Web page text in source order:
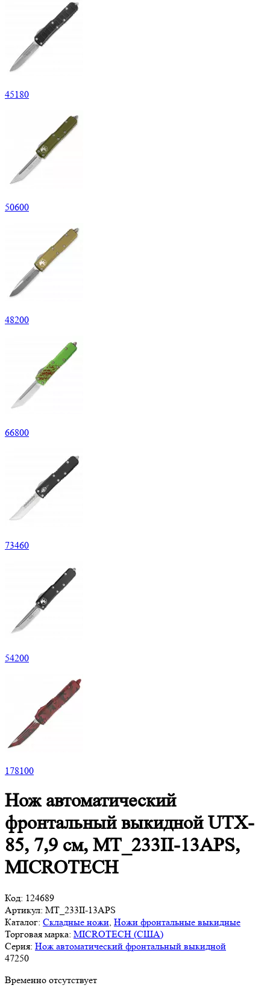
45180
50600
48200
66800
73460
54200
178100
Нож автоматический
фронтальный выкидной UTX-
85, 7,9 см, MT_233II-13APS,
MICROTECH
Код: 124689
Артикул: MT_233II-13APS
Каталог: Складные ножи Ножи фронтальные выкидные
Торговая марка: MICROTECH (США)
Серия: Нож автоматический фронтальный выкидной
47250
Временно отсутствует